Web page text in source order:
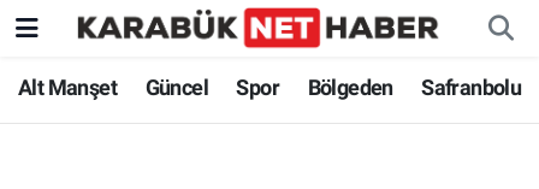
Alt Manşet Güncel Spor Bölgeden Safranbolu